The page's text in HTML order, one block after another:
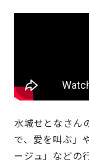
水城せとなさん
で、愛を叫ぶ」
ージュ」などの